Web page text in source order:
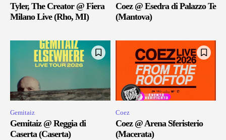
Tyler, The Creator @ Fiera
Milano Live (Rho, MI)
Coez @ Esedra di Palazzo Te
(Mantova)
Gemitaiz
Gemitaiz @ Reggia di
Caserta (Caserta)
Coez
Coez @ Arena Sferisterio
(Macerata)